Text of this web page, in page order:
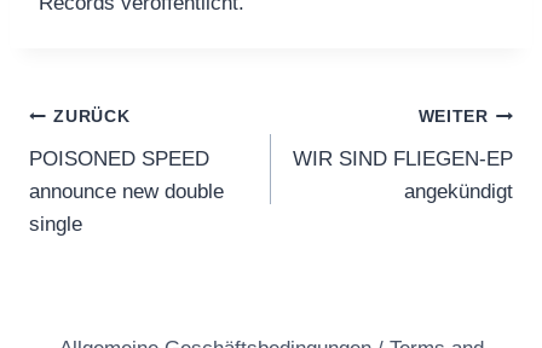
Beitragsnavigation
ZURÜCK
POISONED SPEED
announce new double
single
WEITER
WIR SIND FLIEGEN-EP
angekündigt